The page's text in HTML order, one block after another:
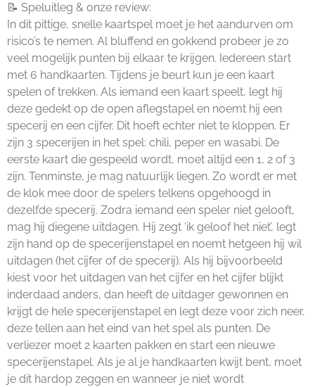
📝 Speluitleg & onze review:
In dit pittige, snelle kaartspel moet je het aandurven om
risico’s te nemen. Al bluffend en gokkend probeer je zo
veel mogelijk punten bij elkaar te krijgen. Iedereen start
met 6 handkaarten. Tijdens je beurt kun je een kaart
spelen of trekken. Als iemand een kaart speelt, legt hij
deze gedekt op de open aflegstapel en noemt hij een
specerij en een cijfer. Dit hoeft echter niet te kloppen. Er
zijn 3 specerijen in het spel: chili, peper en wasabi. De
eerste kaart die gespeeld wordt, moet altijd een 1, 2 of 3
zijn. Tenminste, je mag natuurlijk liegen. Zo wordt er met
de klok mee door de spelers telkens opgehoogd in
dezelfde specerij. Zodra iemand een speler niet gelooft,
mag hij diegene uitdagen. Hij zegt ‘ik geloof het niet’, legt
zijn hand op de specerijenstapel en noemt hetgeen hij wil
uitdagen (het cijfer of de specerij). Als hij bijvoorbeeld
kiest voor het uitdagen van het cijfer en het cijfer blijkt
inderdaad anders, dan heeft de uitdager gewonnen en
krijgt de hele specerijenstapel en legt deze voor zich neer,
deze tellen aan het eind van het spel als punten. De
verliezer moet 2 kaarten pakken en start een nieuwe
specerijenstapel. Als je al je handkaarten kwijt bent, moet
je dit hardop zeggen en wanneer je niet wordt